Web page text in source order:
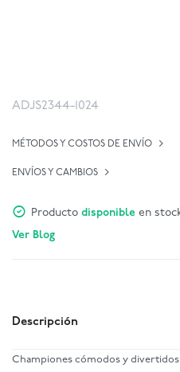
ADJS2344-1024
MÉTODOS Y COSTOS DE ENVÍO
ENVÍOS Y CAMBIOS
Producto disponible en
Ver Blog
Descripción
Championes cómodos y